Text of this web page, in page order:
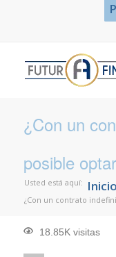
¿Con un
posible
Usted está aquí: Inicio
¿Con un contrato
18.85K visitas